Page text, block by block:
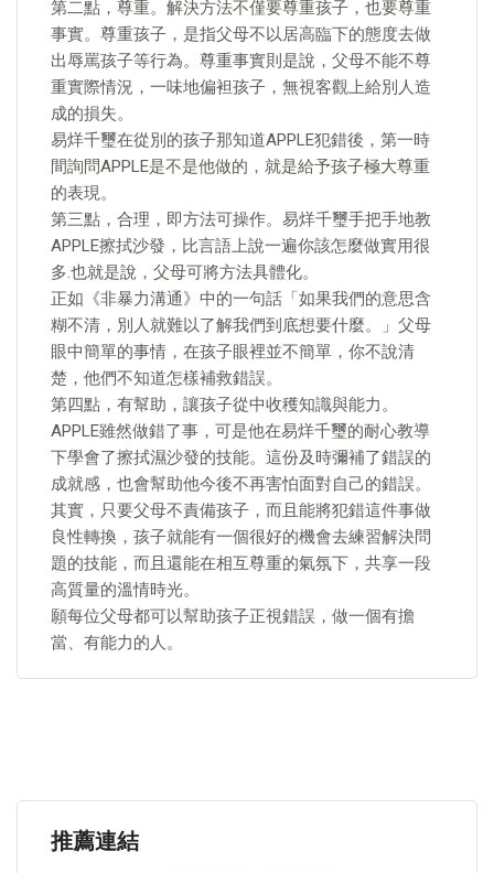
第二點，尊重。解決方法不僅要尊重孩子，也要尊重
事實。尊重孩子，是指父母不以居高臨下的態度去做
出辱罵孩子等行為。尊重事實則是說，父母不能不尊
重實際情況，一味地偏袒孩子，無視客觀上給別人造
成的損失。
易烊千璽在從別的孩子那知道APPLE犯錯後，第一時
間詢問APPLE是不是他做的，就是給予孩子極大尊重
的表現。
第三點，合理，即方法可操作。易烊千璽手把手地教
APPLE擦拭沙發，比言語上說一遍你該怎麼做實用很
多.也就是說，父母可將方法具體化。
正如《非暴力溝通》中的一句話「如果我們的意思含
糊不清，別人就難以了解我們到底想要什麼。」父母
眼中簡單的事情，在孩子眼裡並不簡單，你不說清
楚，他們不知道怎樣補救錯誤。
第四點，有幫助，讓孩子從中收穫知識與能力。
APPLE雖然做錯了事，可是他在易烊千璽的耐心教導
下學會了擦拭濕沙發的技能。這份及時彌補了錯誤的
成就感，也會幫助他今後不再害怕面對自己的錯誤。
其實，只要父母不責備孩子，而且能將犯錯這件事做
良性轉換，孩子就能有一個很好的機會去練習解決問
題的技能，而且還能在相互尊重的氣氛下，共享一段
高質量的溫情時光。
願每位父母都可以幫助孩子正視錯誤，做一個有擔
當、有能力的人。
推薦連結